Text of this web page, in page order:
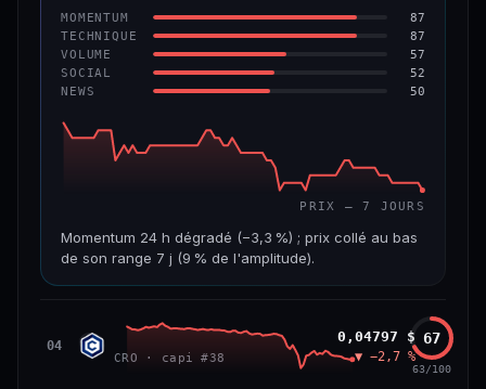
VS ATH
−84,8 %
RANG CAPI.
#125
CONFIANCE 59/100
MOMENTUM 87
TECHNIQUE 87
VOLUME 57
SOCIAL 52
NEWS 50
PRIX — 7 JOURS
Momentum 24 h dégradé (−3,3 %) ; prix collé au bas
de son range 7 j (9 % de l'amplitude).
3,6 Md$
VAR. 7 J VAR. 30 J
04 CRO Cronos
CRO · capi #38
0,04797 $
▼ −2,7 %
67
63/100